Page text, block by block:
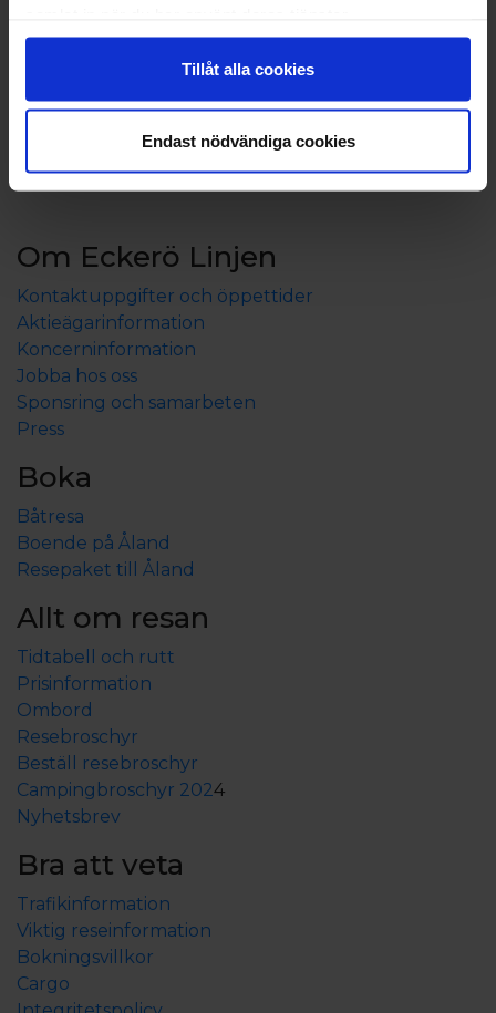
Tillåt alla cookies
Endast nödvändiga cookies
Om Eckerö Linjen
Kontaktuppgifter och öppettider
Aktieägarinformation
Koncerninformation
Jobba hos oss
Sponsring och samarbeten
Press
Boka
Båtresa
Boende på Åland
Resepaket till Åland
Allt om resan
Tidtabell och rutt
Prisinformation
Ombord
Resebroschyr
Beställ resebroschyr
Campingbroschyr 2024
Nyhetsbrev
Bra att veta
Trafikinformation
Viktig reseinformation
Bokningsvillkor
Cargo